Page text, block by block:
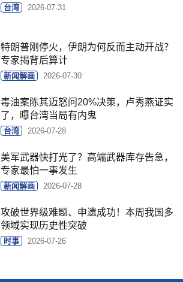
台湾 2026-07-31
特朗普刚停火，伊朗为何反而主动开战？
专家揭背后算计
新闻解画 2026-07-30
毒油案陈其迈怒问20%决策，卢秀燕证实
了，曝台湾当局有内鬼
台湾 2026-07-28
美军武器快打光了？高端武器库存告急，
专家最怕一事发生
新闻解画 2026-07-28
攻破世界级难题、申遗成功！本周我国多
领域实现历史性突破
时事 2026-07-26